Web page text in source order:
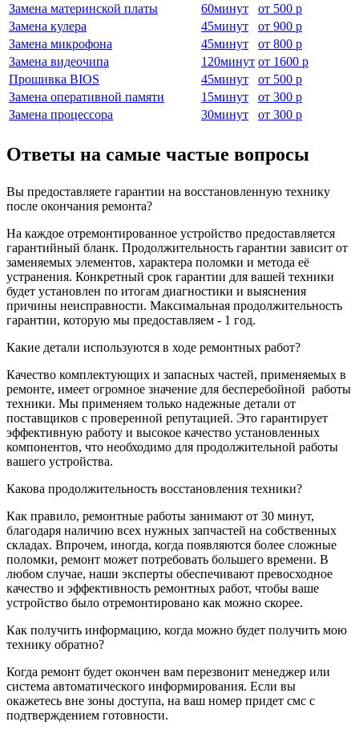
Замена материнской платы
60минут от 500 р
Замена кулера
45минут от 900 р
Замена микрофона
45минут от 800 р
Замена видеочипа
120минут от 1600 р
Прошивка BIOS
45минут от 500 р
Замена оперативной памяти
15минут от 300 р
Замена процессора
30минут от 300 р
Ответы на самые частые вопросы
Вы предоставляете гарантии на восстановленную технику
после окончания ремонта?
На каждое отремонтированное устройство предоставляется
гарантийный бланк. Продолжительность гарантии зависит от
заменяемых элементов, характера поломки и метода её
устранения. Конкретный срок гарантии для вашей техники
будет установлен по итогам диагностики и выяснения
причины неисправности. Максимальная продолжительность
гарантии, которую мы предоставляем - 1 год.
Какие детали используются в ходе ремонтных работ?
Качество комплектующих и запасных частей, применяемых в
ремонте, имеет огромное значение для бесперебойной работы
техники. Мы применяем только надежные детали от
поставщиков с проверенной репутацией. Это гарантирует
эффективную работу и высокое качество установленных
компонентов, что необходимо для продолжительной работы
вашего устройства.
Какова продолжительность восстановления техники?
Как правило, ремонтные работы занимают от 30 минут,
благодаря наличию всех нужных запчастей на собственных
складах. Впрочем, иногда, когда появляются более сложные
поломки, ремонт может потребовать большего времени. В
любом случае, наши эксперты обеспечивают превосходное
качество и эффективность ремонтных работ, чтобы ваше
устройство было отремонтировано как можно скорее.
Как получить информацию, когда можно будет получить мою
технику обратно?
Когда ремонт будет окончен вам перезвонит менеджер или
система автоматического информирования. Если вы
окажетесь вне зоны доступа, на ваш номер придет смс с
подтверждением готовности.